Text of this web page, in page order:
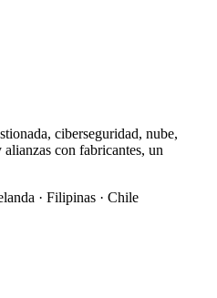
ciberseguridad, nube,
con fabricantes, un
· Filipinas · Chile